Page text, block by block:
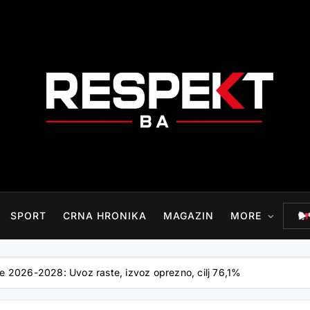
SPORT CRNA HRONIKA MAGAZIN MORE
2026-2028: Uvoz raste, izvoz oprezno, cilj 76,1%